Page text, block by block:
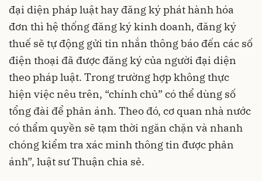
đại diện pháp luật hay đăng ký phát hành hóa
đơn thì hệ thống đăng ký kinh doanh, đăng ký
thuế sẽ tự động gửi tin nhắn thông báo đến các số
điện thoại đã được đăng ký của người đại diện
theo pháp luật. Trong trường hợp không thực
hiện việc nêu trên, “chính chủ” có thể dùng số
tổng đài để phản ánh. Theo đó, cơ quan nhà nước
có thẩm quyền sẽ tạm thời ngăn chặn và nhanh
chóng kiểm tra xác minh thông tin được phản
ánh”, luật sư Thuận chia sẻ.